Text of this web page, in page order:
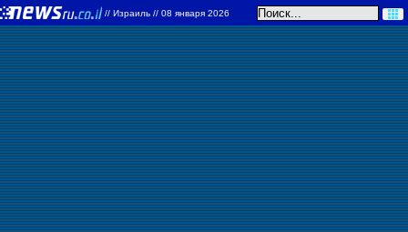
// Израиль // 08 января 2026